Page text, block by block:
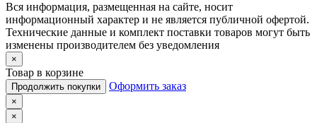
Вся информация, размещенная на сайте, носит
информационный характер и не является публичной офертой.
Технические данные и комплект поставки товаров могут быть
изменены производителем без уведомления
×
Товар в корзине
Продолжить покупки Оформить заказ
×
×